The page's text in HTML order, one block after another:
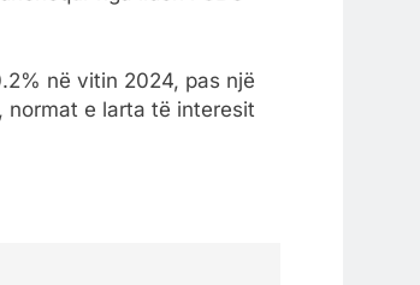
në vitin 2024, pas një
e larta të interesit